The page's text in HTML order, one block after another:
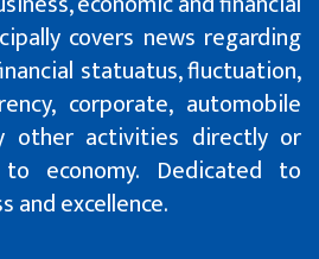
covers news regarding
statuatus, fluctuation,
corporate, automobile
other activities directly or
economy. Dedicated to
and excellence.